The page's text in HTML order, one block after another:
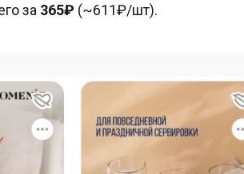
за 365₽ (~611₽/шт).